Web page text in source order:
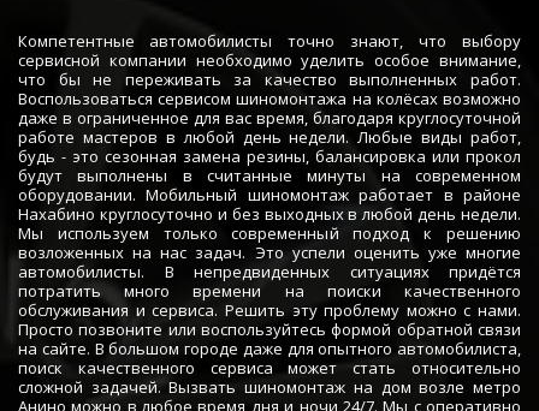
Компетентные автомобилисты точно знают, что выбору
сервисной компании необходимо уделить особое внимание,
что бы не переживать за качество выполненных работ.
Воспользоваться сервисом шиномонтажа на колёсах возможно
даже в ограниченное для вас время, благодаря круглосуточной
работе мастеров в любой день недели. Любые виды работ,
будь - это сезонная замена резины, балансировка или прокол
будут выполнены в считанные минуты на современном
оборудовании. Мобильный шиномонтаж работает в районе
Нахабино круглосуточно и без выходных в любой день недели.
Мы используем только современный подход к решению
возложенных на нас задач. Это успели оценить уже многие
автомобилисты. В непредвиденных ситуациях придётся
потратить много времени на поиски качественного
обслуживания и сервиса. Решить эту проблему можно с нами.
Просто позвоните или воспользуйтесь формой обратной связи
на сайте. В большом городе даже для опытного автомобилиста,
поиск качественного сервиса может стать относительно
сложной задачей. Вызвать шиномонтаж на дом возле метро
Анино можно в любое время дня и ночи 24/7. Мы с оперативно